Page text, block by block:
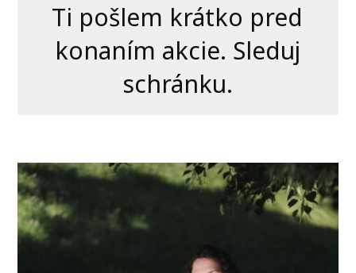
Ti pošlem krátko pred
konaním akcie. Sleduj
schránku.